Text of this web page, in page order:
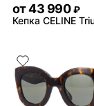
от43 990 ₽
Кепка CELINE